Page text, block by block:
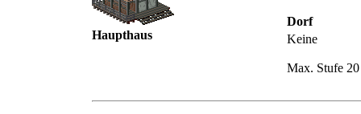
Haupthaus
Dorf
Keine
Max. Stufe 20